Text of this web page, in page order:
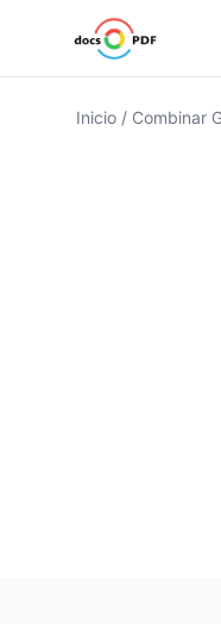
Inicio / Combinar